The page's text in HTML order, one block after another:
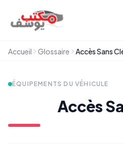
Accueil Glossaire Accès Sans
ÉQUIPEMENTS DU VÉHICULE
Accès